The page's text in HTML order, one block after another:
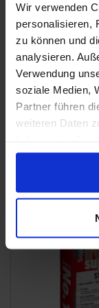
Wir verwenden
personalisieren,
zu können und
analysieren.
Verwendung
soziale Medien,
Partner führen
weiteren Daten
gesammelt
Weitere Serien